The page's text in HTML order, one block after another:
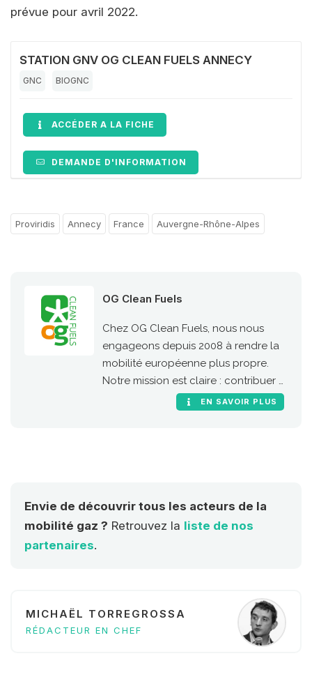
prévue pour avril 2022.
STATION GNV OG CLEAN FUELS ANNECY
GNC BIOGNC
ACCÉDER A LA FICHE
DEMANDE D'INFORMATION
Proviridis Annecy France Auvergne-Rhône-Alpes
OG Clean Fuels
Chez OG Clean Fuels, nous nous
engageons depuis 2008 à rendre la
mobilité européenne plus propre.
Notre mission est claire : contribuer à
une mobilité durable en Europe en
EN SAVOIR PLUS
Envie de découvrir tous les acteurs de la
mobilité gaz ? Retrouvez la liste de nos
partenaires.
MICHAËL TORREGROSSA
RÉDACTEUR EN CHEF